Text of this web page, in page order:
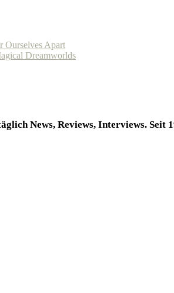
Ourselves Apart
Dreamworlds
News, Reviews, Interviews. Seit